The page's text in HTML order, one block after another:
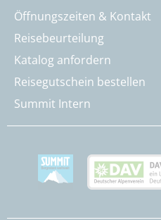
Öffnungszeiten & Kontakt
Reisebeurteilung
Katalog anfordern
Reisegutschein bestellen
Summit Intern